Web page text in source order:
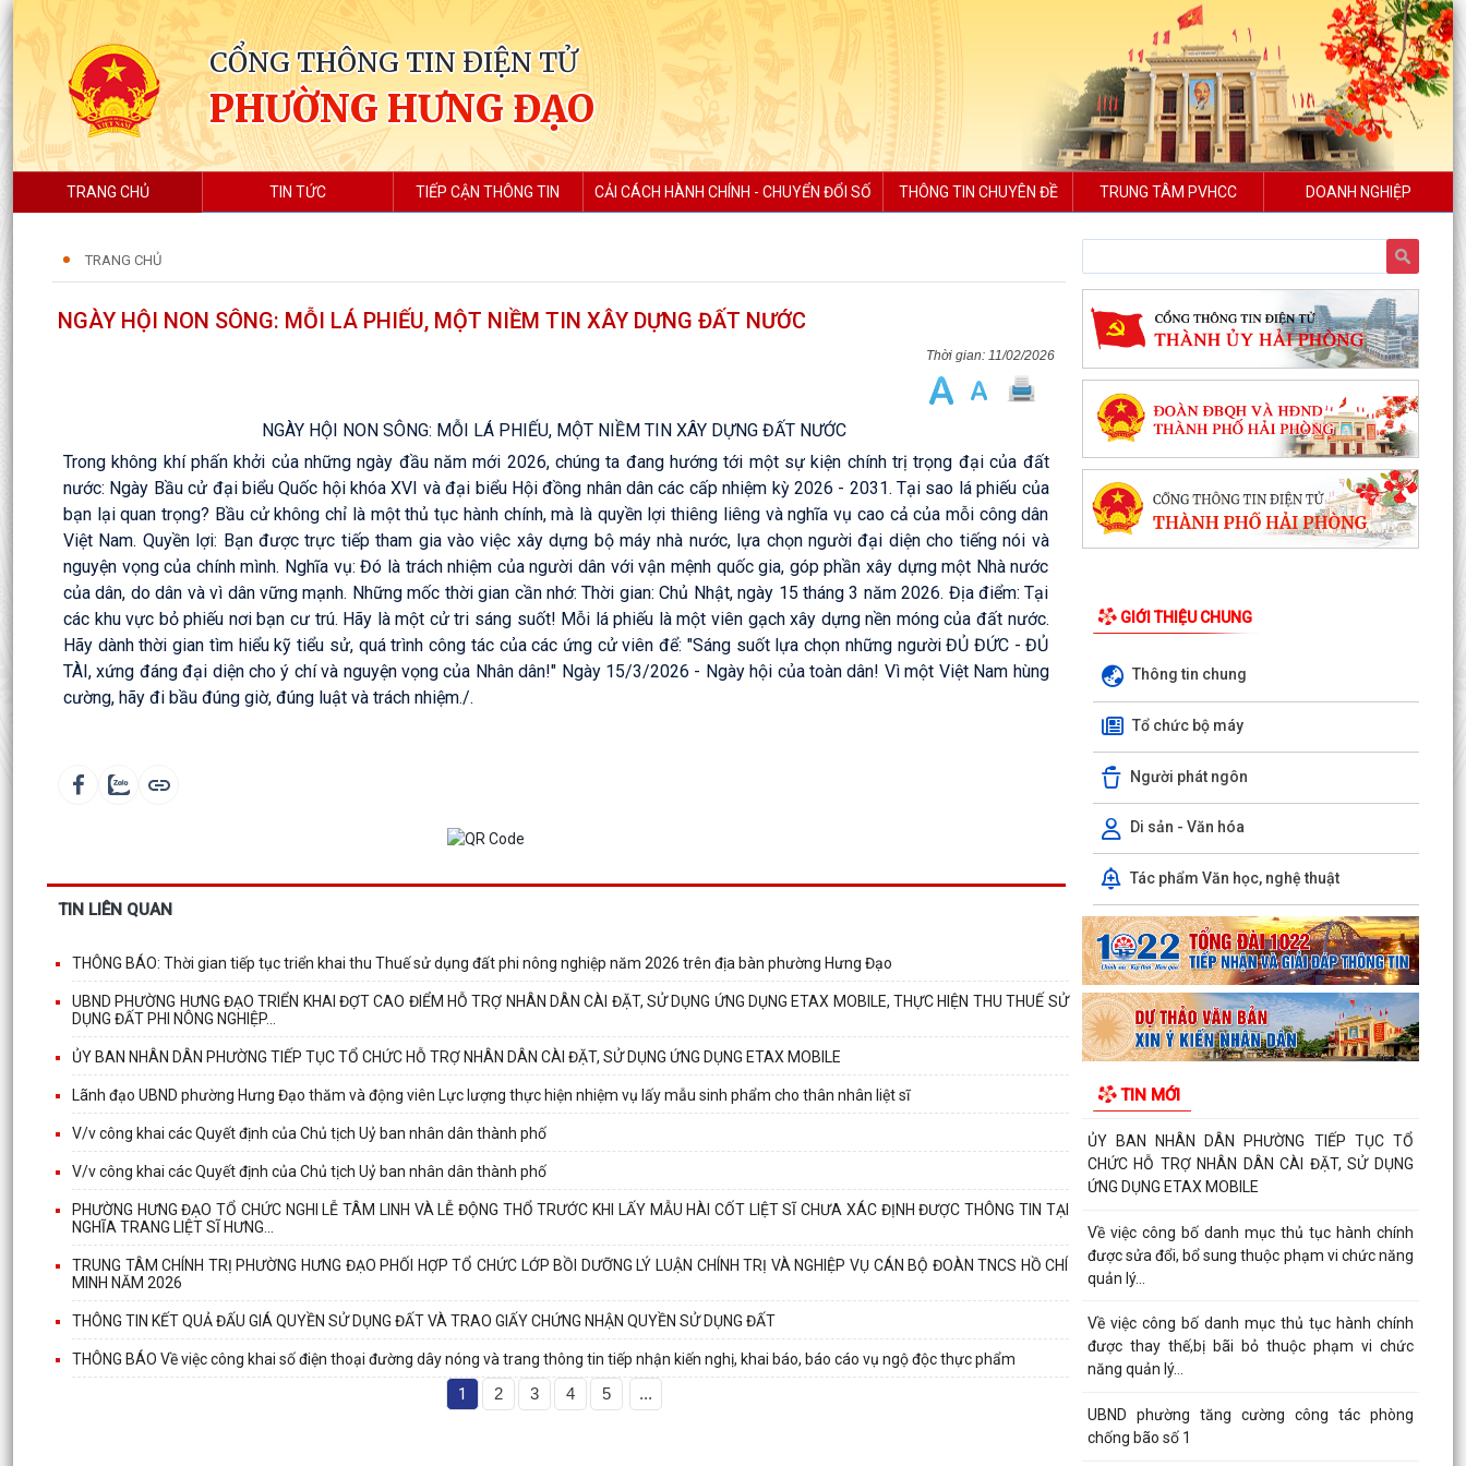
CỔNG THÔNG TIN ĐIỆN TỬ
PHƯỜNG HƯNG ĐẠO
TRANG CHỦ TIN TỨC TIẾP CẬN THÔNG TIN CẢI CÁCH HÀNH CHÍNH - CHUYỂN ĐỔI SỐ THÔNG TIN CHUYÊN ĐỀ TRUNG TÂM PVHCC DOANH NGHIỆP
TRANG CHỦ
NGÀY HỘI NON SÔNG: MỖI LÁ PHIẾU, MỘT NIỀM TIN XÂY DỰNG ĐẤT NƯỚC
11/02/2026
NGÀY HỘI NON SÔNG: MỖI LÁ PHIẾU, MỘT NIỀM TIN XÂY DỰNG ĐẤT NƯỚC
Trong không khí phấn khởi của những ngày đầu năm mới 2026, chúng ta đang hướng tới một sự kiện chính trị trọng đại của đất
nước: Ngày Bầu cử đại biểu Quốc hội khóa XVI và đại biểu Hội đồng nhân dân các cấp nhiệm kỳ 2026 - 2031. Tại sao lá phiếu của
bạn lại quan trọng? Bầu cử không chỉ là một thủ tục hành chính, mà là quyền lợi thiêng liêng và nghĩa vụ cao cả của mỗi công dân
Việt Nam. Quyền lợi: Bạn được trực tiếp tham gia vào việc xây dựng bộ máy nhà nước, lựa chọn người đại diện cho tiếng nói và
nguyện vọng của chính mình. Nghĩa vụ: Đó là trách nhiệm của người dân với vận mệnh quốc gia, góp phần xây dựng một Nhà nước
của dân, do dân và vì dân vững mạnh. Những mốc thời gian cần nhớ: Thời gian: Chủ Nhật, ngày 15 tháng 3 năm 2026. Địa điểm: Tại
các khu vực bỏ phiếu nơi bạn cư trú. Hãy là một cử tri sáng suốt! Mỗi lá phiếu là một viên gạch xây dựng nền móng của đất nước.
Hãy dành thời gian tìm hiểu kỹ tiểu sử, quá trình công tác của các ứng cử viên để: "Sáng suốt lựa chọn những người ĐỦ ĐỨC - ĐỦ
TÀI, xứng đáng đại diện cho ý chí và nguyện vọng của Nhân dân!" Ngày 15/3/2026 - Ngày hội của toàn dân! Vì một Việt Nam hùng
cường, hãy đi bầu đúng giờ, đúng luật và trách nhiệm./.
TIN LIÊN QUAN
THÔNG BÁO: Thời gian tiếp tục triển khai thu Thuế sử dụng đất phi nông nghiệp năm 2026 trên địa bàn phường Hưng Đạo
UBND PHƯỜNG HƯNG ĐẠO TRIỂN KHAI ĐỢT CAO ĐIỂM HỖ TRỢ NHÂN DÂN CÀI ĐẶT, SỬ DỤNG ỨNG DỤNG ETAX MOBILE, THỰC HIỆN THU THUẾ SỬ
DỤNG ĐẤT PHI NÔNG NGHIỆP...
ỦY BAN NHÂN DÂN PHƯỜNG TIẾP TỤC TỔ CHỨC HỖ TRỢ NHÂN DÂN CÀI ĐẶT, SỬ DỤNG ỨNG DỤNG ETAX MOBILE
Lãnh đạo UBND phường Hưng Đạo thăm và động viên Lực lượng thực hiện nhiệm vụ lấy mẫu sinh phẩm cho thân nhân liệt sĩ
V/v công khai các Quyết định của Chủ tịch Uỷ ban nhân dân thành phố
V/v công khai các Quyết định của Chủ tịch Uỷ ban nhân dân thành phố
PHƯỜNG HƯNG ĐẠO TỔ CHỨC NGHI LỄ TÂM LINH VÀ LỄ ĐỘNG THỔ TRƯỚC KHI LẤY MẪU HÀI CỐT LIỆT SĨ CHƯA XÁC ĐỊNH ĐƯỢC THÔNG TIN TẠI
NGHĨA TRANG LIỆT SĨ HƯNG...
TRUNG TÂM CHÍNH TRỊ PHƯỜNG HƯNG ĐẠO PHỐI HỢP TỔ CHỨC LỚP BỒI DƯỠNG LÝ LUẬN CHÍNH TRỊ VÀ NGHIỆP VỤ CÁN BỘ ĐOÀN TNCS HỒ CHÍ
MINH NĂM 2026
THÔNG TIN KẾT QUẢ ĐẤU GIÁ QUYỀN SỬ DỤNG ĐẤT VÀ TRAO GIẤY CHỨNG NHẬN QUYỀN SỬ DỤNG ĐẤT
THÔNG BÁO Về việc công khai số điện thoại đường dây nóng và trang thông tin tiếp nhận kiến nghị, khai báo, báo cáo vụ ngộ độc thực phẩm
1 2 3 4 5 ...
GIỚI THIỆU CHUNG
Thông tin chung
Tổ chức bộ máy
Người phát ngôn
Di sản - Văn hóa
Tác phẩm Văn học, nghệ thuật
TIN MỚI
THÔNG BÁO: Thời gian tiếp tục triển khai thu
Thuế sử dụng đất phi nông nghiệp năm 2026
trên địa bàn...
Hải Phòng công khai thủ tục hành chính đặc thù
mới ban hành lĩnh vực đất đai thuộc phạm vi
chức...
Hải Phòng công bố danh mục thủ tục hành
chính được sửa đổi, bổ sung, bị bãi bỏ thuộc
phạm vi chức...
UBND PHƯỜNG HƯNG ĐẠO TRIỂN KHAI ĐỢT
CAO ĐIỂM HỖ TRỢ NHÂN DÂN CÀI ĐẶT, SỬ
DỤNG ỨNG DỤNG ETAX MOBILE,...
Quyết định về việc công bố danh mục thủ tục
vi chức...
ỦY BAN NHÂN DÂN PHƯỜNG TIẾP TỤC TỔ
CHỨC HỖ TRỢ NHÂN DÂN CÀI ĐẶT, SỬ DỤNG
ỨNG DỤNG ETAX MOBILE
Về việc công bố danh mục thủ tục hành chính
được sửa đổi, bổ sung thuộc phạm vi chức năng
quản lý...
Về việc công bố danh mục thủ tục hành chính
được thay thế,bị bãi bỏ thuộc phạm vi chức
năng quản lý...
UBND phường tăng cường công tác phòng
chống bão số 1